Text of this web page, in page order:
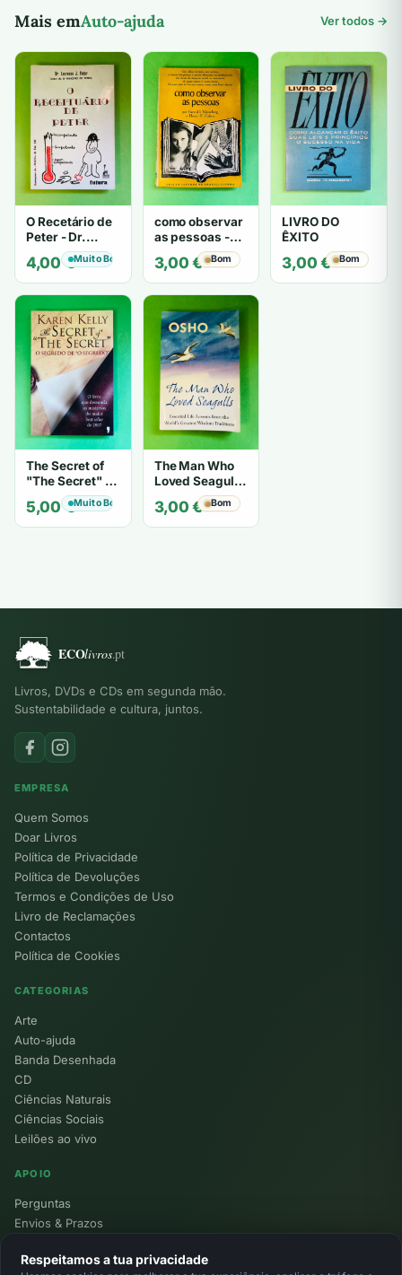
Mais emAuto-ajuda Ver todos →
O Recetário de
Peter - Dr.
Laurence J.
Peter
4,00€Muito Bom
como observar
as pessoas -
Gerard I.
Nierenberg e
Henry H. Calero
3,00€ Bom
LIVRO DO
ÊXITO
3,00€ Bom
The Secret of
"The Secret" O
Segredo de "O
Segredo" -
Karen Kelly
5,00€Muito Bom
The Man Who
Loved Seagulls
3,00€ Bom
Livros, DVDs e CDs em segunda mão.
Sustentabilidade e cultura, juntos.
EMPRESA
Quem Somos
Doar Livros
Política de Privacidade
Política de Devoluções
Termos e Condições de Uso
Livro de Reclamações
Contactos
Política de Cookies
CATEGORIAS
Arte
Auto-ajuda
Banda Desenhada
CD
Ciências Naturais
Ciências Sociais
Leilões ao vivo
APOIO
Perguntas
Envios & Prazos
Devoluções
Respeitamos a tua privacidade